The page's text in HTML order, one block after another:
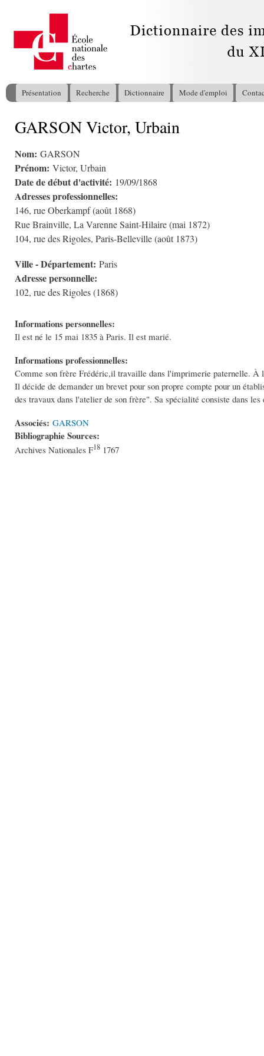
Menu principal
Présentation Recherche Dictionnaire Mode d'emploi
Vous êtes ici
GARSON Victor, Urbain
Nom: GARSON
Prénom: Victor, Urbain
Date de début d'activité: 19/09/1868
Adresses professionnelles:
146, rue Oberkampf (août 1868)
Rue Brainville, La Varenne Saint-Hilaire (mai 1872)
104, rue des Rigoles, Paris-Belleville (août 1873)
Ville - Département: Paris
Adresse personnelle:
102, rue des Rigoles (1868)
Informations personnelles:
Il est né le 15 mai 1835 à Paris. Il est marié.
Informations professionnelles:
Comme son frère Frédéric,il travaille dans l'imprimerie paternelle. À
Il décide de demander un brevet pour son propre compte pour un
des travaux dans l'atelier de son frère". Sa spécialité consiste dans
Associés: GARSON
Bibliographie Sources:
Archives Nationales F18 1767